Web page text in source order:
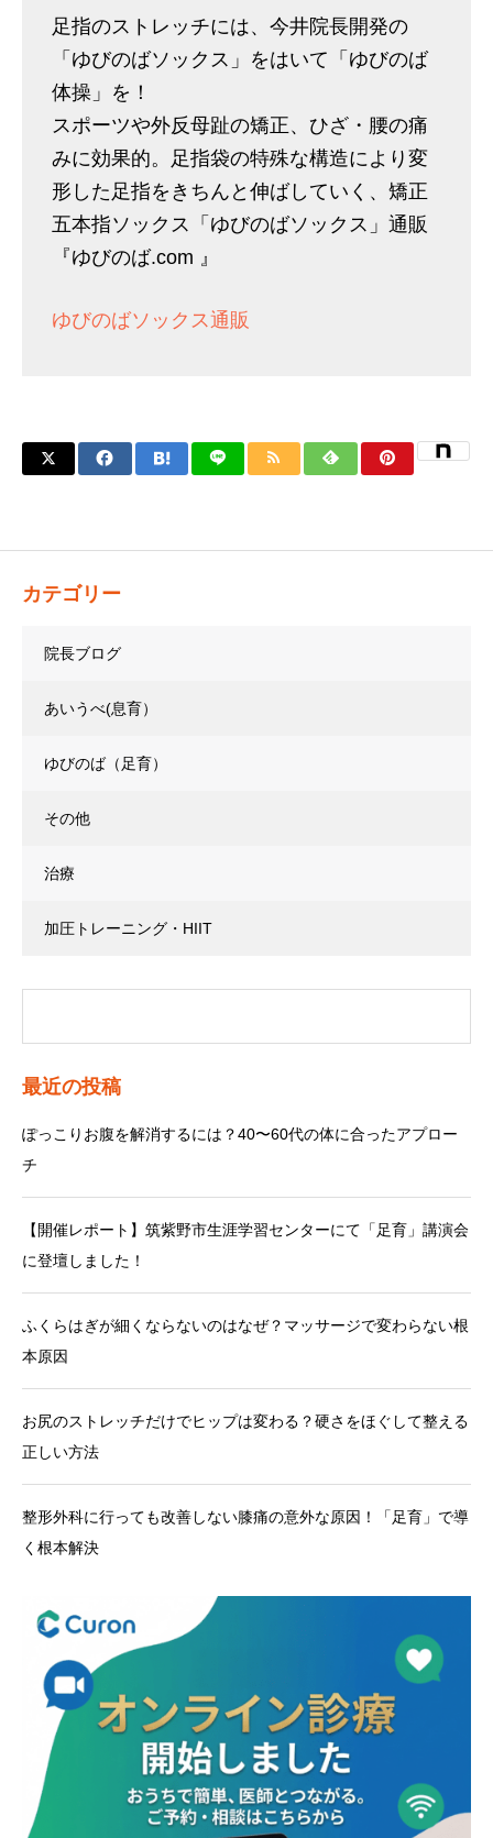
足指のストレッチには、今井院長開発の
「ゆびのばソックス」をはいて「ゆびのば
体操」を！
スポーツや外反母趾の矯正、ひざ・腰の痛
みに効果的。足指袋の特殊な構造により変
形した足指をきちんと伸ばしていく、矯正
五本指ソックス「ゆびのばソックス」通販
『ゆびのば.com 』
ゆびのばソックス通販
カテゴリー
院長ブログ
あいうべ(息育）
ゆびのば（足育）
その他
治療
加圧トレーニング・HIIT
最近の投稿
ぽっこりお腹を解消するには？40〜60代の体に合ったアプロー
チ
【開催レポート】筑紫野市生涯学習センターにて「足育」講演会
に登壇しました！
ふくらはぎが細くならないのはなぜ？マッサージで変わらない根
本原因
お尻のストレッチだけでヒップは変わる？硬さをほぐして整える
正しい方法
整形外科に行っても改善しない膝痛の意外な原因！「足育」で導
く根本解決